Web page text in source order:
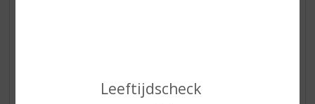
Leeftijdscheck